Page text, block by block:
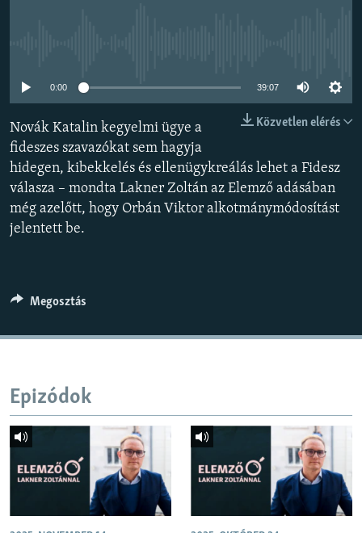
A MÚLT TANULSÁGAI
KÖVESSEN MINKET!
Valamennyi RFE/RL weboldal
0:00 39:07
Közvetlen elérés
Novák Katalin kegyelmi ügye a
fideszes szavazókat sem hagyja
hidegen, kibekkelés és ellenügykreálás lehet a Fidesz
válasza – mondta Lakner Zoltán az Elemző adásában
még azelőtt, hogy Orbán Viktor alkotmánymódosítást
jelentett be.
Megosztás
Epizódok